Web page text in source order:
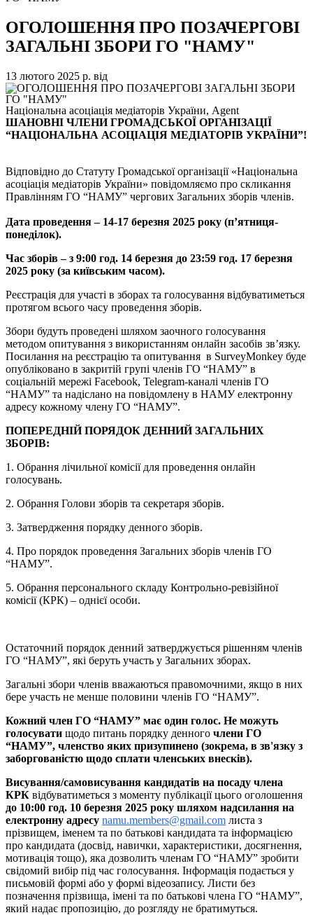
ОГОЛОШЕННЯ ПРО ПОЗАЧЕРГОВІ
ЗАГАЛЬНІ ЗБОРИ ГО "НАМУ"
13 лютого 2025 р. від
Національна асоціація медіаторів України, Agent
ШАНОВНІ ЧЛЕНИ ГРОМАДСЬКОЇ ОРГАНІЗАЦІЇ
“НАЦІОНАЛЬНА АСОЦІАЦІЯ МЕДІАТОРІВ УКРАЇНИ”!
Відповідно до Статуту Громадської організації «Національна
асоціація медіаторів України» повідомляємо про скликання
Правлінням ГО “НАМУ” чергових Загальних зборів членів.
Дата проведення – 14-17 березня 2025 року (п’ятниця-
понеділок).
Час зборів – з 9:00 год. 14 березня до 23:59 год. 17 березня
2025 року (за київським часом).
Реєстрація для участі в зборах та голосування відбуватиметься
протягом всього часу проведення зборів.
Збори будуть проведені шляхом заочного голосування
методом опитування з використанням онлайн засобів зв’язку.
Посилання на реєстрацію та опитування в SurveyMonkey буде
опубліковано в закритій групі членів ГО “НАМУ” в
соціальній мережі Facebook, Telegram-каналі членів ГО
“НАМУ” та надіслано на повідомлену в НАМУ електронну
адресу кожному члену ГО “НАМУ”.
ПОПЕРЕДНІЙ ПОРЯДОК ДЕННИЙ ЗАГАЛЬНИХ
ЗБОРІВ:
1. Обрання лічильної комісії для проведення онлайн
голосувань.
2. Обрання Голови зборів та секретаря зборів.
3. Затвердження порядку денного зборів.
4. Про порядок проведення Загальних зборів членів ГО
“НАМУ”.
5. Обрання персонального складу Контрольно-ревізійної
комісії (КРК) – однієї особи.
Остаточний порядок денний затверджується рішенням членів
ГО “НАМУ”, які беруть участь у Загальних зборах.
Загальні збори членів вважаються правомочними, якщо в них
бере участь не менше половини членів ГО “НАМУ”.
Кожний член ГО “НАМУ” має один голос. Не можуть
голосувати щодо питань порядку денного члени ГО
“НАМУ”, членство яких призупинено (зокрема, в зв'язку з
заборгованістю щодо сплати членських внесків).
Висування/самовисування кандидатів на посаду члена
КРК відбуватиметься з моменту публікації цього оголошення
до 10:00 год. 10 березня 2025 року шляхом надсилання на
електронну адресу namu.members@gmail.com листа з
прізвищем, іменем та по батькові кандидата та інформацією
про кандидата (досвід, навички, характеристики, досягнення,
мотивація тощо), яка дозволить членам ГО “НАМУ” зробити
свідомий вибір під час голосування. Інформація подається у
письмовій формі або у формі відеозапису. Листи без
позначення прізвища, імені та по батькові члена ГО “НАМУ”,
який надає пропозицію, до розгляду не братимуться.